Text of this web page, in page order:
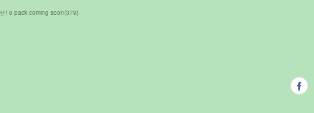
! 6 pack coming soon(379)